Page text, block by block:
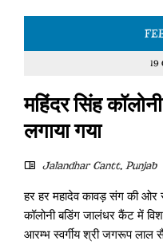
19
महिंदर सिंह
लगाया गया
Jalandhar Cantt, Punjab
हर हर महादेव कावड़ संग की ओर
कॉलोनी बडिंग जालंधर कैंट में
आरम्भ स्वर्गीय श्री जगरूप लाल